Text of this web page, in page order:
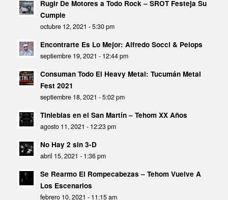
Rugir De Motores a Todo Rock – SROT Festeja Su
Cumple
octubre 12, 2021 - 5:30 pm
Encontrarte Es Lo Mejor: Alfredo Socci & Pelops
septiembre 19, 2021 - 12:44 pm
Consuman Todo El Heavy Metal: Tucumán Metal
Fest 2021
septiembre 18, 2021 - 5:02 pm
Tinieblas en el San Martín – Tehom XX Años
agosto 11, 2021 - 12:23 pm
No Hay 2 sin 3-D
abril 15, 2021 - 1:36 pm
Se Rearmo El Rompecabezas – Tehom Vuelve A
Los Escenarios
febrero 10, 2021 - 11:15 am